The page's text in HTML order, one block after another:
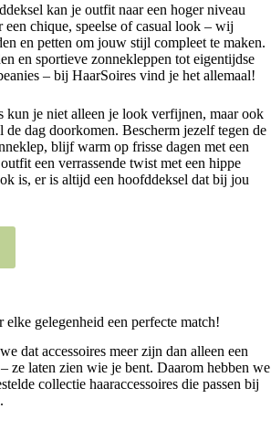
kan je outfit naar een hoger niveau
chique, speelse of casual look – wij
en petten om jouw stijl compleet te maken.
en sportieve zonnekleppen tot eigentijdse
– bij HaarSoires vind je het allemaal!
kun je niet alleen je look verfijnen, maar ook
de dag doorkomen. Bescherm jezelf tegen de
blijf warm op frisse dagen met een
een verrassende twist met een hippe
is, er is altijd een hoofddeksel dat bij jou
elke gelegenheid een perfecte match!
dat accessoires meer zijn dan alleen een
ze laten zien wie je bent. Daarom hebben we
collectie haaraccessoires die passen bij